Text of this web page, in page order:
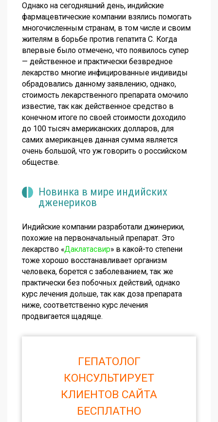
Однако на сегодняшний день, индийские
фармацевтические компании взялись помогать
многочисленным странам, в том числе и своим
жителям в борьбе против гепатита С. Когда
впервые было отмечено, что появилось супер
— действенное и практически безвредное
лекарство многие инфицированные индивиды
обрадовались данному заявлению, однако,
стоимость лекарственного препарата омочило
известие, так как действенное средство в
конечном итоге по своей стоимости доходило
до 100 тысяч американских долларов, для
самих американцев данная сумма является
очень большой, что уж говорить о российском
обществе.
Новинка в мире индийских
дженериков
Индийские компании разработали джинерики,
похожие на первоначальный препарат. Это
лекарство «Даклатасвир» в какой-то степени
тоже хорошо восстанавливает организм
человека, борется с заболеванием, так же
практически без побочных действий, однако
курс лечения дольше, так как доза препарата
ниже, соответственно курс лечения
продвигается щадяще.
ГЕПАТОЛОГ
КОНСУЛЬТИРУЕТ
КЛИЕНТОВ САЙТА
БЕСПЛАТНО